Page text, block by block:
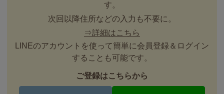
す。
次回以降住所などの入力も不要に。
⇒詳細はこちら
LINEのアカウントを使って簡単に会員登録＆ログイン
することも可能です。
ご登録はこちらから